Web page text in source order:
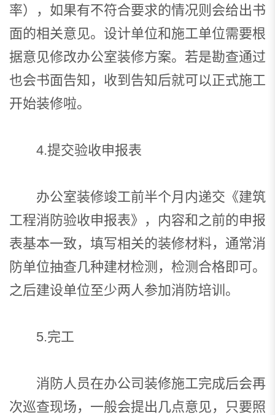
率），如果有不符合要求的情况则会给出书
面的相关意见。设计单位和施工单位需要根
据意见修改办公室装修方案。若是勘查通过
也会书面告知，收到告知后就可以正式施工
开始装修啦。
4.提交验收申报表
办公室装修竣工前半个月内递交《建筑
工程消防验收申报表》，内容和之前的申报
表基本一致，填写相关的装修材料，通常消
防单位抽查几种建材检测，检测合格即可。
之后建设单位至少两人参加消防培训。
5.完工
消防人员在办公司装修施工完成后会再
次巡查现场，一般会提出几点意见，只要照